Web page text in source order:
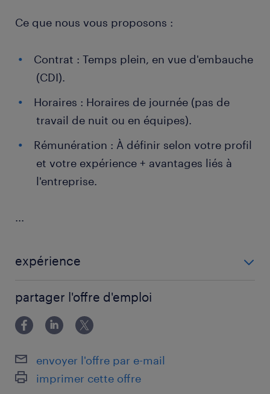
Ce que nous vous proposons :
Contrat : Temps plein, en vue d'embauche
(CDI).
Horaires : Horaires de journée (pas de
travail de nuit ou en équipes).
Rémunération : À définir selon votre profil
et votre expérience + avantages liés à
l'entreprise.
...
expérience
partager l'offre d'emploi
envoyer l'offre par e-mail
imprimer cette offre